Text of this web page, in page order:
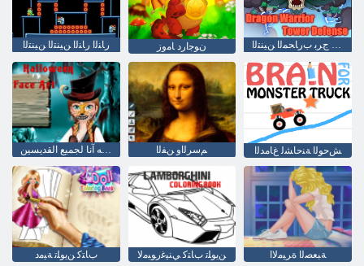
ﺭﺎﻨﻟﺍ ﺭﺎﻨﻟﺍ ﻦﻴﻨﺘﻟﺍ ﻦﻴﻨﺘﻟﺍ ﻥﻮﺟﺍﺭﺩ ﺎﻣﻭﺯ ﻉﺎﻓﺪﻟﺍ ﺝﺮﺑ ﺏﺭﺎﺤﻤﻟﺍ ﻦﻴﻨﺘﻟﺍ
القلب البارد: الأرقام على وجهه آنا لجميع القديسين ﻢﺳﺮﻟﺍﻭ ﻦﻔﻟﺍ ﺶﺣﻮﻟﺍ ﺔﻨﺣﺎﺸﻟ ﻍﺎﻣﺪﻟﺍ
ﺏﺎﺘﻛ ﻦﻳﻮﻠﺗ ﺔﻴﻣﺩ ﻦﻳﻮﻠﺗ ﺏﺎﺘﻛ ﻲﻨﻴﻏﺭﻮﺒﻣﻻ ﺔﺒﻌﺼﻟﺍ ﺓﺮﻴﻣﻻ ﺍ